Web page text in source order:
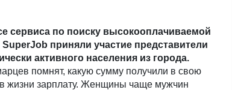
сервиса по поиску высокооплачиваемой
приняли участие представители
активного населения из города.
помнят, какую сумму получили в свою
жизни зарплату. Женщины чаще мужчин